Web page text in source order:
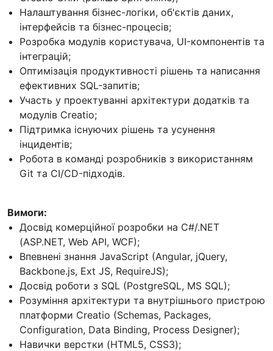
Налаштування бізнес-логіки, об'єктів даних,
інтерфейсів та бізнес-процесів;
Розробка модулів користувача, UI-компонентів та
інтеграцій;
Оптимізація продуктивності рішень та написання
ефективних SQL-запитів;
Участь у проектуванні архітектури додатків та
модулів Creatio;
Підтримка існуючих рішень та усунення
інцидентів;
Робота в команді розробників з використанням
Git та CI/CD-підходів.
Вимоги:
Досвід комерційної розробки на C#/.NET
(ASP.NET, Web API, WCF);
Впевнені знання JavaScript (Angular, jQuery,
Backbone.js, Ext JS, RequireJS);
Досвід роботи з SQL (PostgreSQL, MS SQL);
Розуміння архітектури та внутрішнього пристрою
платформи Creatio (Schemas, Packages,
Configuration, Data Binding, Process Designer);
Навички верстки (HTML5, CSS3);